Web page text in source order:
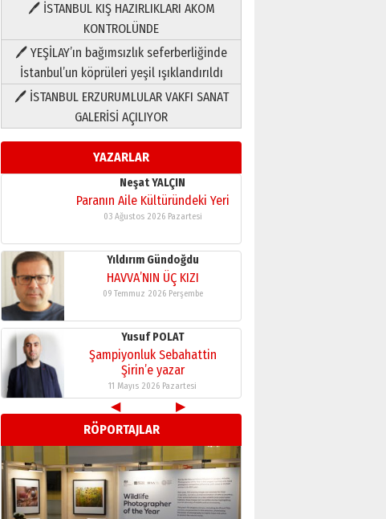
🖊 İSTANBUL KIŞ HAZIRLIKLARI AKOM
KONTROLÜNDE
🖊 YEŞİLAY’ın bağımsızlık seferberliğinde
İstanbul’un köprüleri yeşil ışıklandırıldı
🖊 İSTANBUL ERZURUMLULAR VAKFI SANAT
GALERİSİ AÇILIYOR
YAZARLAR
Yıldırım Gündoğdu
HAVVA’NIN ÜÇ KIZI
09 Temmuz 2026 Perşembe
Yusuf POLAT
Şampiyonluk Sebahattin
Şirin’e yazar
11 Mayıs 2026 Pazartesi
Neşat YALÇIN
Paranın Aile Kültüründeki Yeri
03 Ağustos 2026 Pazartesi
Yıldırım Gündoğdu
HAVVA’NIN ÜÇ KIZI
09 Temmuz 2026 Perşembe
Yusuf POLAT
Şampiyonluk Sebahattin
Şirin’e yazar
11 Mayıs 2026 Pazartesi
Neşat YALÇIN
Paranın Aile Kültüründeki Yeri
03 Ağustos 2026 Pazartesi
Yıldırım Gündoğdu
HAVVA’NIN ÜÇ KIZI
◀
▶
RÖPORTAJLAR